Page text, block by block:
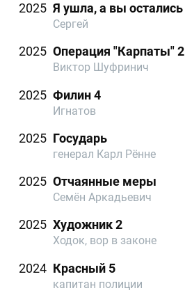
2025 Я ушла, а вы остались
Сергей
2025 Операция "Карпаты" 2
Виктор Шуфринич
2025 Филин 4
Игнатов
2025 Государь
генерал Карл Рённе
2025 Отчаянные меры
Семён Аркадьевич
2025 Художник 2
Ходок, вор в законе
2024 Красный 5
капитан полиции